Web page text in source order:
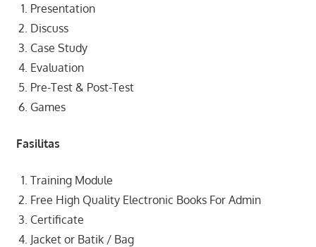
Presentation
Discuss
Case Study
Evaluation
Pre-Test & Post-Test
Games
Fasilitas
Training Module
Free High Quality Electronic Books For Admin
Certificate
Jacket or Batik / Bag